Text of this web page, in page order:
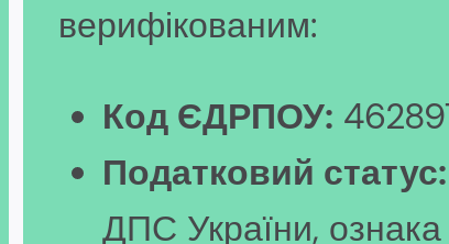
верифікованим:
Код ЄДРПОУ:
Податковий статус:
ДПС України, ознака